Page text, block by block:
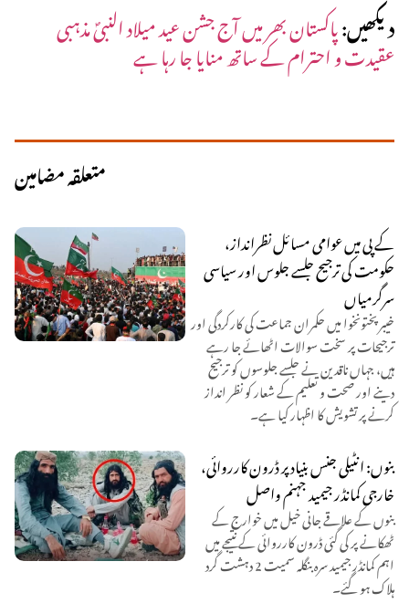
دیکھیں:پاکستان بھر میں آج جشن عید میلاد النبیؐ مذہبی
عقیدت و احترام کے ساتھ منایا جا رہا ہے
متعلقہ مضامین
کے پی میں عوامی مسائل نظرانداز،
حکومت کی ترجیح جلسے جلوس اور سیاسی
سرگرمیاں
خیبر پختونخوا میں حکمران جماعت کی کارکردگی اور
ترجیحات پر سخت سوالات اٹھائے جا رہے
ہیں، جہاں ناقدین نے جلسے جلوسوں کو ترجیح
دینے اور صحت و تعلیم کے شعار کو نظر انداز
کرنے پر تشویش کا اظہار کیا ہے۔
بنوں: انٹیلی جنس بنیاد پر ڈرون کارروائی،
خارجی کمانڈر جیمید جہنم واصل
بنوں کے علاقے جانی خیل میں خوارج کے
ٹھکانے پر کی گئی ڈرون کارروائی کے نتیجے میں
اہم کمانڈر جیمید سرہ بنگلہ سمیت 2 دہشت گرد
ہلاک ہو گئے۔